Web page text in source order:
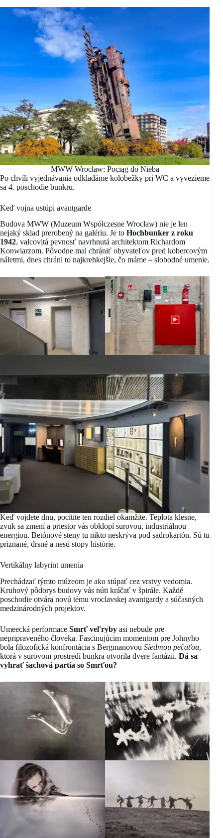
MWW Wrocław: Pociąg do Nieba
Po chvíli vyjednávania odkladáme kolobežky pri WC a vyvezieme
sa 4. poschodie bunkru.
Keď vojna ustúpi avantgarde
Budova MWW (Muzeum Współczesne Wrocław) nie je len
nejaký sklad prerobený na galériu. Je to Hochbunker z roku
1942, valcovitá pevnosť navrhnutá architektom Richardom
Konwiarzom. Pôvodne mal chrániť obyvateľov pred kobercovým
náletmi, dnes chráni to najkrehkejšie, čo máme – slobodné umenie.
Keď vojdete dnu, pocítite ten rozdiel okamžite. Teplota klesne,
zvuk sa zmení a priestor vás obklopí surovou, industriálnou
energiou. Betónové steny tu nikto neskrýva pod sadrokartón. Sú tu
priznané, drsné a nesú stopy histórie.
Vertikálny labyrint umenia
Prechádzať týmto múzeom je ako stúpať cez vrstvy vedomia.
Kruhový pôdorys budovy vás núti kráčať v špirále. Každé
poschodie otvára novú tému vroclavskej avantgardy a súčasných
medzinárodných projektov.
Umeecká performace Smrť veľryby asi nebude pre
nepripraveného človeka. Fascinujúcim momentom pre Johnyho
bola filozofická konfrontácia s Bergmanovou Siedmou pečaťou,
ktorá v surovom prostredí bunkra otvorila dvere fantázii. Dá sa
vyhrať šachová partia so Smrťou?